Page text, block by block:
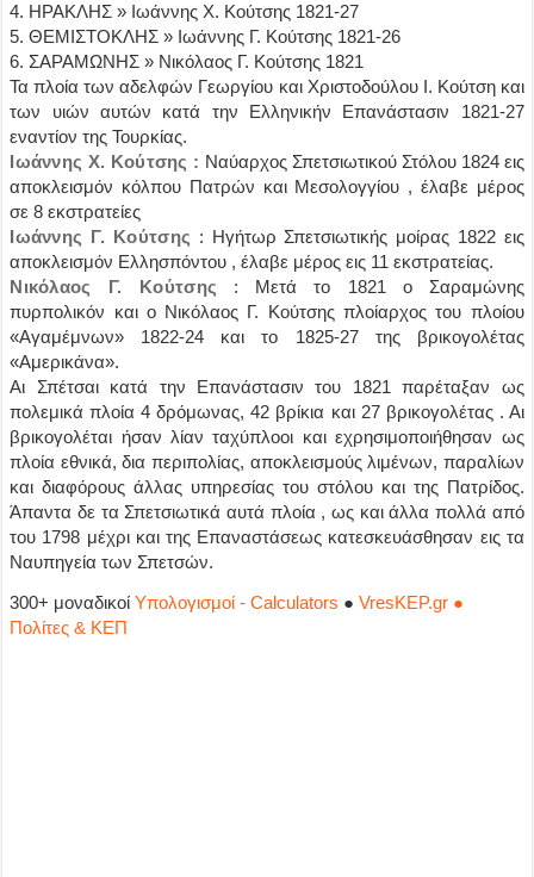
4. ΗΡΑΚΛΗΣ » Ιωάννης Χ. Κούτσης 1821-27
5. ΘΕΜΙΣΤΟΚΛΗΣ » Ιωάννης Γ. Κούτσης 1821-26
6. ΣΑΡΑΜΩΝΗΣ » Νικόλαος Γ. Κούτσης 1821
Τα πλοία των αδελφών Γεωργίου και Χριστοδούλου Ι. Κούτση και
των υιών αυτών κατά την Ελληνικήν Επανάστασιν 1821-27
εναντίον της Τουρκίας.
Ιωάννης Χ. Κούτσης : Ναύαρχος Σπετσιωτικού Στόλου 1824 εις
αποκλεισμόν κόλπου Πατρών και Μεσολογγίου , έλαβε μέρος
σε 8 εκστρατείες
Ιωάννης Γ. Κούτσης : Ηγήτωρ Σπετσιωτικής μοίρας 1822 εις
αποκλεισμόν Ελλησπόντου , έλαβε μέρος εις 11 εκστρατείας.
Νικόλαος Γ. Κούτσης : Μετά το 1821 ο Σαραμώνης
πυρπολικόν και ο Νικόλαος Γ. Κούτσης πλοίαρχος του πλοίου
«Αγαμέμνων» 1822-24 και το 1825-27 της βρικογολέτας
«Αμερικάνα».
Αι Σπέτσαι κατά την Επανάστασιν του 1821 παρέταξαν ως
πολεμικά πλοία 4 δρόμωνας, 42 βρίκια και 27 βρικογολέτας . Αι
βρικογολέται ήσαν λίαν ταχύπλοοι και εχρησιμοποιήθησαν ως
πλοία εθνικά, δια περιπολίας, αποκλεισμούς λιμένων, παραλίων
και διαφόρους άλλας υπηρεσίας του στόλου και της Πατρίδος.
Άπαντα δε τα Σπετσιωτικά αυτά πλοία , ως και άλλα πολλά από
του 1798 μέχρι και της Επαναστάσεως κατεσκευάσθησαν εις τα
Ναυπηγεία των Σπετσών.
300+ μοναδικοίΥπολογισμοί - Calculators ●VresKEP.gr ●
Πολίτες & ΚΕΠ